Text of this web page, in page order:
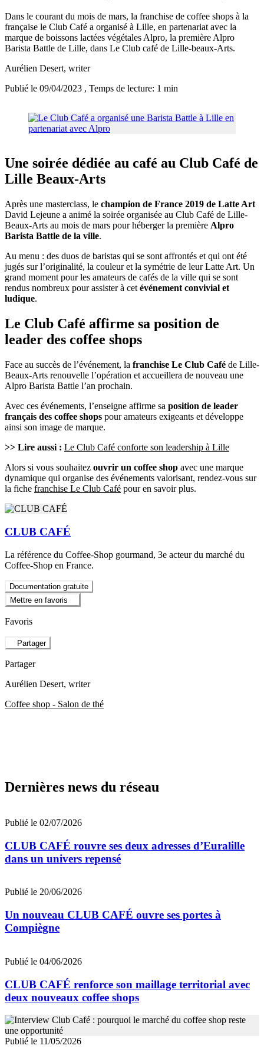
Dans le courant du mois de mars, la franchise de coffee shops à la
française le Club Café a organisé à Lille, en partenariat avec la
marque de boissons lactées végétales Alpro, la première Alpro
Barista Battle de Lille, dans Le Club café de Lille-beaux-Arts.
Aurélien Desert, writer
Publié le 09/04/2023 , Temps de lecture: 1 min
Une soirée dédiée au café au Club Café de
Lille Beaux-Arts
Après une masterclass, le champion de France 2019 de Latte Art
David Lejeune a animé la soirée organisée au Club Café de Lille-
Beaux-Arts au mois de mars pour héberger la première Alpro
Barista Battle de la ville.
Au menu : des duos de baristas qui se sont affrontés et qui ont été
jugés sur l’originalité, la couleur et la symétrie de leur Latte Art. Un
grand moment pour les amateurs de cafés de la ville qui se sont
rendus nombreux pour assister à cet événement convivial et
ludique.
Le Club Café affirme sa position de
leader des coffee shops
Face au succès de l’événement, la franchise Le Club Café de Lille-
Beaux-Arts renouvelle l’opération et accueillera de nouveau une
Alpro Barista Battle l’an prochain.
Avec ces événements, l’enseigne affirme sa position de leader
français des coffee shops pour amateurs exigeants et développe
ainsi son image de marque.
>> Lire aussi : Le Club Café conforte son leadership à Lille
Alors si vous souhaitez ouvrir un coffee shop avec une marque
dynamique qui organise des événements valorisant, rendez-vous sur
la fiche franchise Le Club Café pour en savoir plus.
CLUB CAFÉ
La référence du Coffee-Shop gourmand, 3e acteur du marché du
Coffee-Shop en France.
Documentation gratuite
Mettre en favoris
Favoris
Partager
Partager
Aurélien Desert, writer
Coffee shop - Salon de thé
Dernières news du réseau
Publié le 02/07/2026
CLUB CAFÉ rouvre ses deux adresses d’Euralille
dans un univers repensé
Publié le 20/06/2026
Un nouveau CLUB CAFÉ ouvre ses portes à
Compiègne
Publié le 04/06/2026
CLUB CAFÉ renforce son maillage territorial avec
deux nouveaux coffee shops
Publié le 11/05/2026